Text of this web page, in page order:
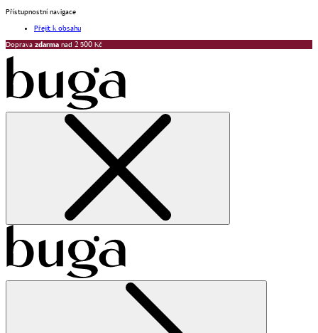
Přístupnostní navigace
Přejít k obsahu
Doprava zdarma nad 2 500 Kč